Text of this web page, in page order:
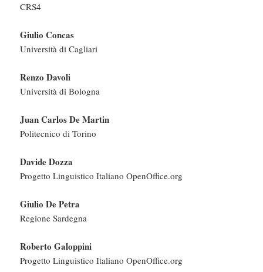
CRS4
Giulio Concas
Università di Cagliari
Renzo Davoli
Università di Bologna
Juan Carlos De Martin
Politecnico di Torino
Davide Dozza
Progetto Linguistico Italiano OpenOffice.org
Giulio De Petra
Regione Sardegna
Roberto Galoppini
Progetto Linguistico Italiano OpenOffice.org